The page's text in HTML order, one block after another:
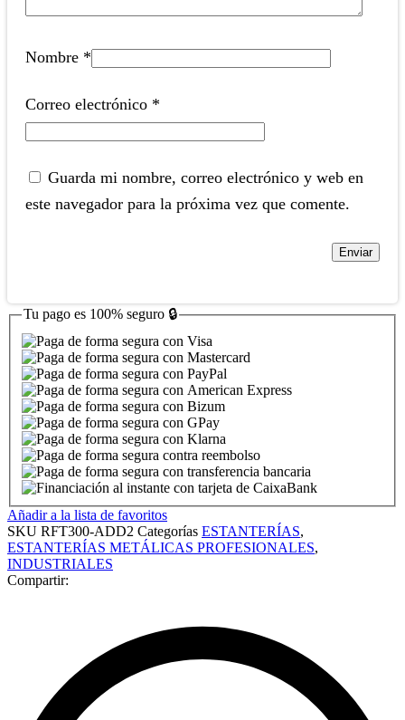
Nombre *
Correo electrónico *
Guarda mi nombre, correo electrónico y web en
este navegador para la próxima vez que comente.
Tu pago es 100% seguro 🔒
Añadir a la lista de favoritos
SKU RFT300-ADD2 Categorías ESTANTERÍAS,
ESTANTERÍAS METÁLICAS PROFESIONALES,
INDUSTRIALES
Compartir: